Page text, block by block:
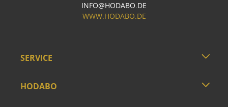
INFO@HODABO.DE
WWW.HODABO.DE
SERVICE
HODABO